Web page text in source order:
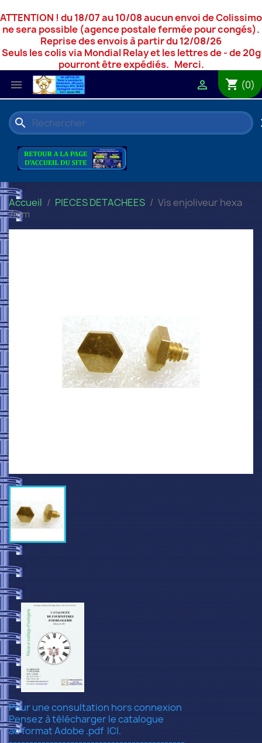
ATTENTION ! du 18/07 au 10/08 aucun envoi de Colissimo
ne sera possible (agence postale fermée pour congés).
Reprise des envois à partir du 12/08/26
Seuls les colis via Mondial Relay et les lettres de - de 20g
pourront être expédiés. Merci.
 shopping_cart (0)

search
Accueil PIECES DETACHEES
Vis enjoliveur hexa
7mm
Pour une consultation hors connexion
Pensez à télécharger le catalogue
au format Adobe .pdfICI.